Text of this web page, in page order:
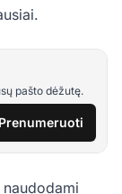
pašto dėžutę.
Prenumeruoti